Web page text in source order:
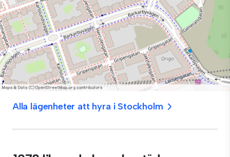
Alla lägenheter att hyra i Stockholm